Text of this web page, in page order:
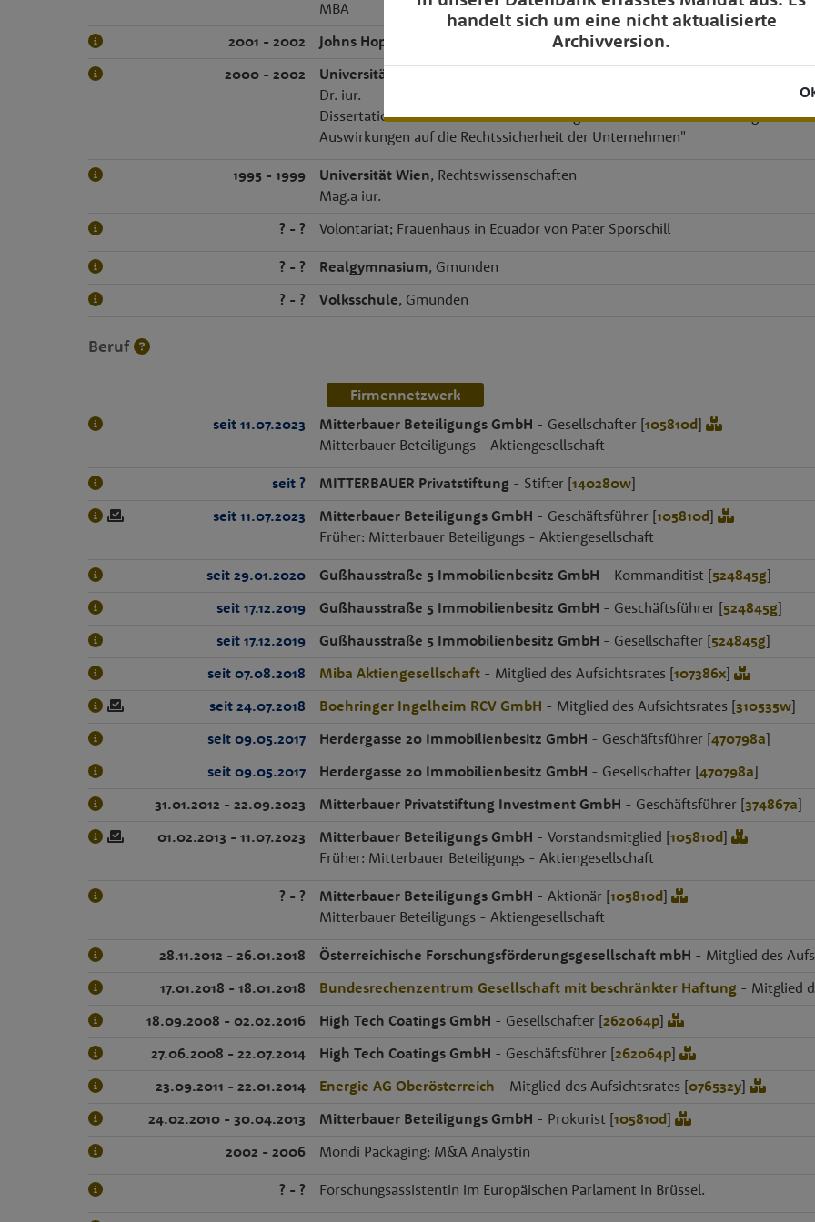
MBA
2001 - 2002
Johns Hopkins University
, Wirtschaft, Bologna
2000 - 2002
Universität Wien
Dr. iur.
Dissertation: "Der Kommissionsvorschlag für eine neue
Auswirkungen auf die Rechtssicherheit der Unternehmen"
1995 - 1999 Universität Wien, Rechtswissenschaften
Mag.a iur.
? - ?
Volontariat; Frauenhaus in Ecuador von Pater Sporschill
? - ? Realgymnasium, Gmunden
? - ?
Volksschule, Gmunden
Beruf
Firmennetzwerk
seit 11.07.2023
Mitterbauer Beteiligungs GmbH - Gesellschafter [105810d]
Mitterbauer Beteiligungs - Aktiengesellschaft
seit ? MITTERBAUER Privatstiftung - Stifter [140280w]
seit 11.07.2023
Mitterbauer Beteiligungs GmbH - Geschäftsführer [105810d]
Früher: Mitterbauer Beteiligungs - Aktiengesellschaft
seit 29.01.2020 Gußhausstraße 5 Immobilienbesitz GmbH - Kommanditist [524845g]
seit 17.12.2019
Gußhausstraße 5 Immobilienbesitz GmbH - Geschäftsführer [524845g]
seit 17.12.2019
Gußhausstraße 5 Immobilienbesitz GmbH - Gesellschafter [524845g]
seit 07.08.2018
Miba Aktiengesellschaft - Mitglied des Aufsichtsrates [107386x]
seit 24.07.2018
Boehringer Ingelheim RCV GmbH - Mitglied des Aufsichtsrates [310535w]
seit 09.05.2017
Herdergasse 20 Immobilienbesitz GmbH - Geschäftsführer [470798a]
seit 09.05.2017
Herdergasse 20 Immobilienbesitz GmbH - Gesellschafter [470798a]
31.01.2012 - 22.09.2023
Mitterbauer Privatstiftung Investment GmbH - Geschäftsführer [374867a]
01.02.2013 - 11.07.2023
Mitterbauer Beteiligungs GmbH - Vorstandsmitglied [105810d]
Früher: Mitterbauer Beteiligungs - Aktiengesellschaft
? - ? Mitterbauer Beteiligungs GmbH - Aktionär [105810d]
Mitterbauer Beteiligungs - Aktiengesellschaft
28.11.2012 - 26.01.2018 Österreichische Forschungsförderungsgesellschaft mbH - Mitglied des
17.01.2018 - 18.01.2018
Bundesrechenzentrum Gesellschaft mit beschränkter Haftung - Mitglied
18.09.2008 - 02.02.2016
High Tech Coatings GmbH - Gesellschafter [262064p]
27.06.2008 - 22.07.2014
High Tech Coatings GmbH - Geschäftsführer [262064p]
23.09.2011 - 22.01.2014
Energie AG Oberösterreich - Mitglied des Aufsichtsrates [076532y]
24.02.2010 - 30.04.2013
Mitterbauer Beteiligungs GmbH - Prokurist [105810d]
2002 - 2006
Mondi Packaging; M&A Analystin
? - ? Forschungsassistentin im Europäischen Parlament in Brüssel.
handelt sich um eine nicht aktualisierte
Archivversion.